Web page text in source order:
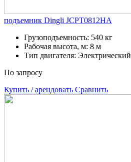
подъемник Dingli JCPT0812HA
Грузоподъемность: 540 кг
Рабочая высота, м: 8 м
Тип двигателя: Электрический
По запросу
Купить / арендовать Сравнить